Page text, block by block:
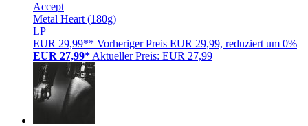
Accept
Metal Heart (180g)
LP
EUR 29,99** Vorheriger Preis EUR 29,99, reduziert um 0%
EUR 27,99* Aktueller Preis: EUR 27,99